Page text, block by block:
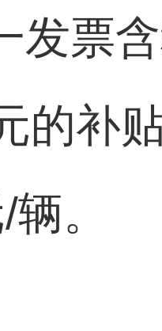
发票
的补
。